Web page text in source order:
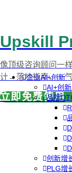
企业AI+创新
AI+创
品牌
创新增
PLG增
Upskill
像顶级咨询顾问一
计→落地指南，一气
立即免费使用